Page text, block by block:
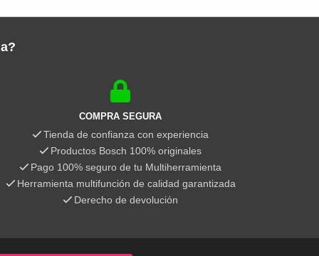
COMPRA SEGURA
Tienda de confianza con experiencia
Productos Bosch 100% originales
Pago 100% seguro de tu Multiherramienta
Herramienta multifunción de calidad garantizada
Derecho de devolución